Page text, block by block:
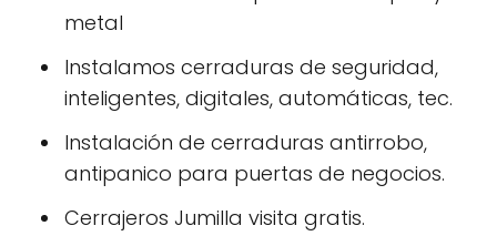
metal
Instalamos cerraduras de seguridad,
inteligentes, digitales, automáticas, tec.
Instalación de cerraduras antirrobo,
antipanico para puertas de negocios.
Cerrajeros Jumilla visita gratis.